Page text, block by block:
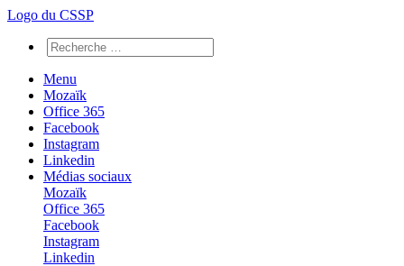
Logo du CSSP
Menu
Mozaïk
Office 365
Facebook
Instagram
Linkedin
Médias sociaux
Mozaïk
Office 365
Facebook
Instagram
Linkedin